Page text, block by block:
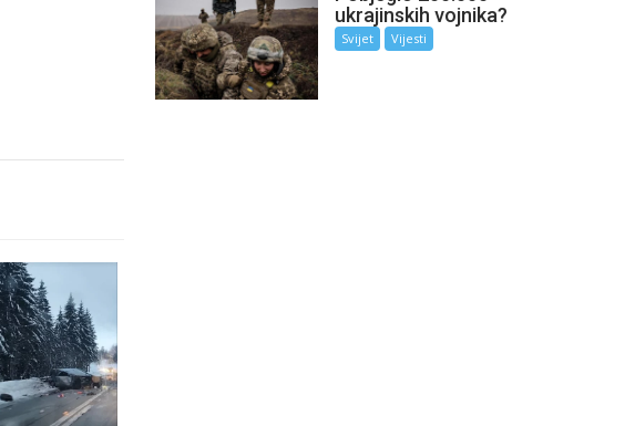
ukrajinskih vojnika?
Svijet Vijesti